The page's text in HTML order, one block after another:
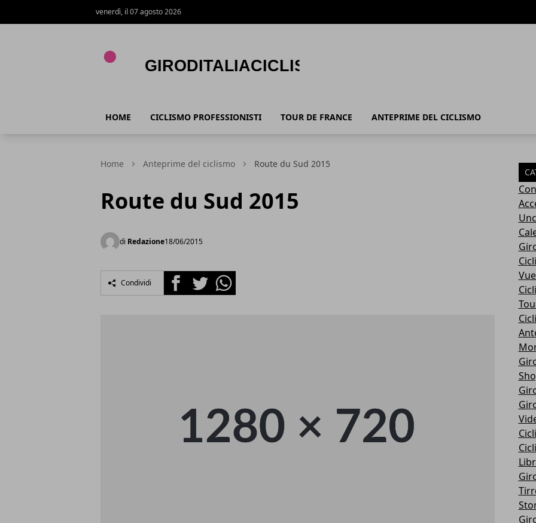
venerdì, il 07 agosto 2026
HOME CICLISMO PROFESSIONISTI TOUR DE FRANCE ANTEPRIME DEL CICLISMO
Home Anteprime del ciclismo Route du Sud 2015
Route du Sud 2015
di Redazione18/06/2015
Condividi FacebookTwitterWhatsapp